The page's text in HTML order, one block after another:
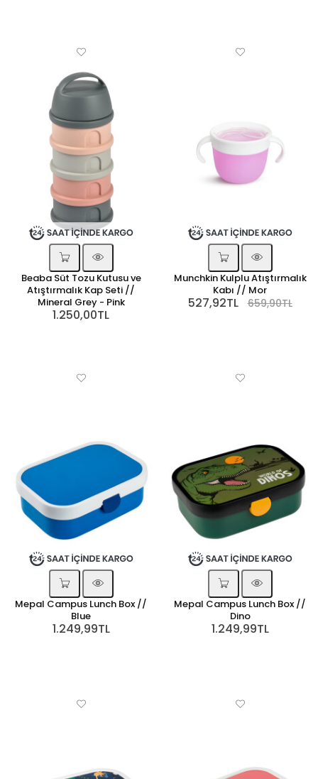
Beaba Süt Tozu Kutusu ve
Atıştırmalık Kap Seti //
Mineral Grey - Pink
1.250,00TL
Munchkin Kulplu Atıştırmalık
Kabı // Mor
527,92TL 659,90TL
Mepal Campus Lunch Box //
Blue
1.249,99TL
Mepal Campus Lunch Box //
Dino
1.249,99TL